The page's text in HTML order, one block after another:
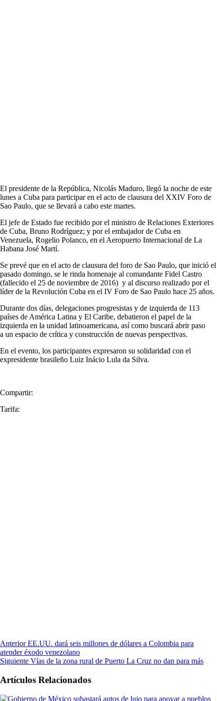
El presidente de la República, Nicolás Maduro, llegó la noche de este
lunes a Cuba para participar en el acto de clausura del XXIV Foro de
Sao Paulo, que se llevará a cabo este martes.
El jefe de Estado fue recibido por el ministro de Relaciones Exteriores
de Cuba, Bruno Rodríguez; y por el embajador de Cuba en
Venezuela, Rogelio Polanco, en el Aeropuerto Internacional de La
Habana José Martí.
Se prevé que en el acto de clausura del foro de Sao Paulo, que inició el
pasado domingo, se le rinda homenaje al comandante Fidel Castro
(fallecido el 25 de noviembre de 2016) y al discurso realizado por el
líder de la Revolución Cuba en el IV Foro de Sao Paulo hace 25 años.
Durante dos días, delegaciones progresistas y de izquierda de 113
países de América Latina y El Caribe, debatieron el papel de la
izquierda en la unidad latinoamericana, así como buscará abrir paso
a un espacio de crítica y construcción de nuevas perspectivas.
En el evento, los participantes expresaron su solidaridad con el
expresidente brasileño Luiz Inácio Lula da Silva.
Compartir:
Tarifa:
Anterior EE.UU. dará seis millones de dólares a Colombia para
atender éxodo venezolano
Siguiente Vías de la zona rural de Puerto La Cruz no dan para más
Artículos Relacionados